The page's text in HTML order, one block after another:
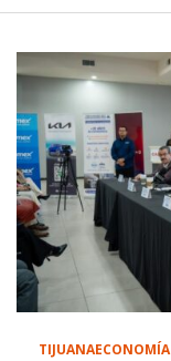
TIJUANAECONOMÍA